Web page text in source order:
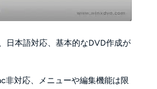
日本語対応、基本的なDVD作成が
非対応、メニューや編集機能は限